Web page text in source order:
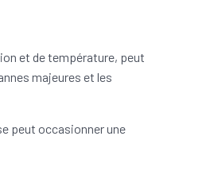
et de température, peut
majeures et les
peut occasionner une